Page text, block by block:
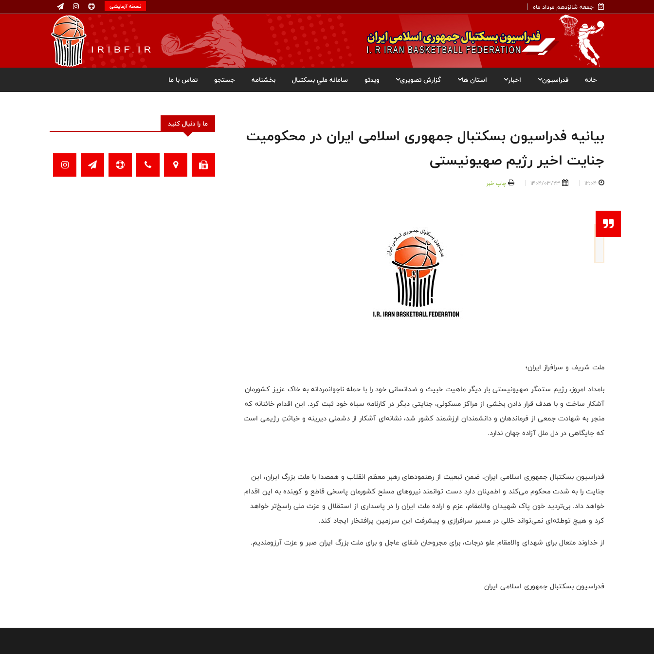
جمعه شانزدهم مرداد ماه نسخه آزمایشی
خانه فدراسیون اخبار استان ها گزارش تصویری ویدئو سامانه ملي بسکتبال بخشنامه جستجو تماس با ما
بیانیه فدراسیون بسکتبال جمهوری اسلامی ایران در محکومیت
جنایت اخیر رژیم صهیونیستی
12:04
1404/03/23 چاپ خبر
ملت شریف و سرافراز ایران؛
بامداد امروز، رژیم ستمگر صهیونیستی بار دیگر ماهیت خبیث و ضدانسانی خود را با حمله ناجوانمردانه به خاک عزیز کشورمان
آشکار ساخت و با هدف قرار دادن بخشی از مراکز مسکونی، جنایتی دیگر در کارنامه سیاه خود ثبت کرد. این اقدام خائنانه که
منجر به شهادت جمعی از فرماندهان و دانشمندان ارزشمند کشور شد، نشانه‌ای آشکار از دشمنی دیرینه و خباثتِ رژیمی است
که جایگاهی در دل ملل آزاده جهان ندارد.
فدراسیون بسکتبال جمهوری اسلامی ایران، ضمن تبعیت از رهنمودهای رهبر معظم انقلاب و همصدا با ملت بزرگ ایران، این
جنایت را به شدت محکوم می‌کند و اطمینان دارد دست توانمند نیروهای مسلح کشورمان پاسخی قاطع و کوبنده به این اقدام
خواهد داد. بی‌تردید خون پاک شهیدان والامقام، عزم و اراده ملت ایران را در پاسداری از استقلال و عزت ملی راسخ‌تر خواهد
کرد و هیچ توطئه‌ای نمی‌تواند خللی در مسیر سرافرازی و پیشرفت این سرزمین پرافتخار ایجاد کند.
از خداوند متعال برای شهدای والامقام علو درجات، برای مجروحان شفای عاجل و برای ملت بزرگ ایران صبر و عزت آرزومندیم.
فدراسیون بسکتبال جمهوری اسلامی ایران
ما را دنبال کنید